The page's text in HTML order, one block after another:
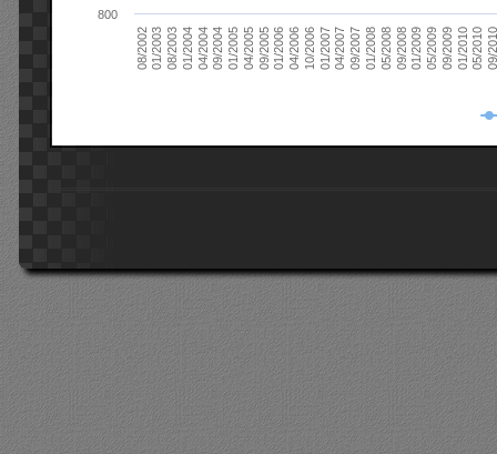
08/200201/200308/200301/200404/200409/200401/200504/200509/200501/200604/200610/200601/200704/200709/200701/200805/200809/200801/200905/200909/200901/201005/201009/
800